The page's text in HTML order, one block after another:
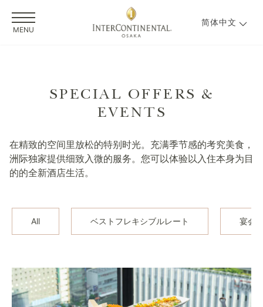
MENU
简体中文
SPECIAL OFFERS &
EVENTS
在精致的空间里放松的特别时光。充满季节感的考究美食，
洲际独家提供细致入微的服务。您可以体验以入住本身为目
的的全新酒店生活。
All ベストフレキシブルレート 宴会